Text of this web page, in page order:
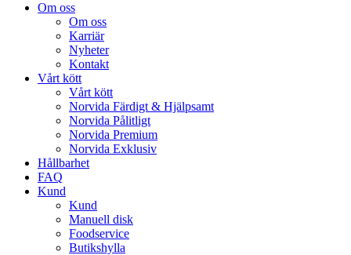
Om oss
Om oss
Karriär
Nyheter
Kontakt
Vårt kött
Vårt kött
Norvida Färdigt & Hjälpsamt
Norvida Pålitligt
Norvida Premium
Norvida Exklusiv
Hållbarhet
FAQ
Kund
Kund
Manuell disk
Foodservice
Butikshylla